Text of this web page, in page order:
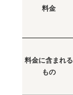
料金
料金に含まれる
もの